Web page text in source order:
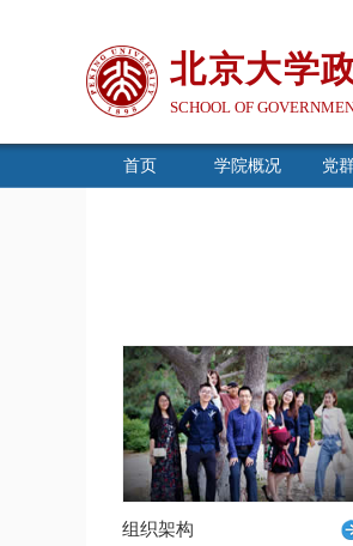
北京大学
SCHOOL OF
首页 学院概况 党
组织架构